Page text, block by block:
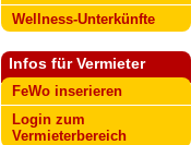
Wellness-Unterkünfte
Infos für Vermieter
FeWo inserieren
Login zum
Vermieterbereich